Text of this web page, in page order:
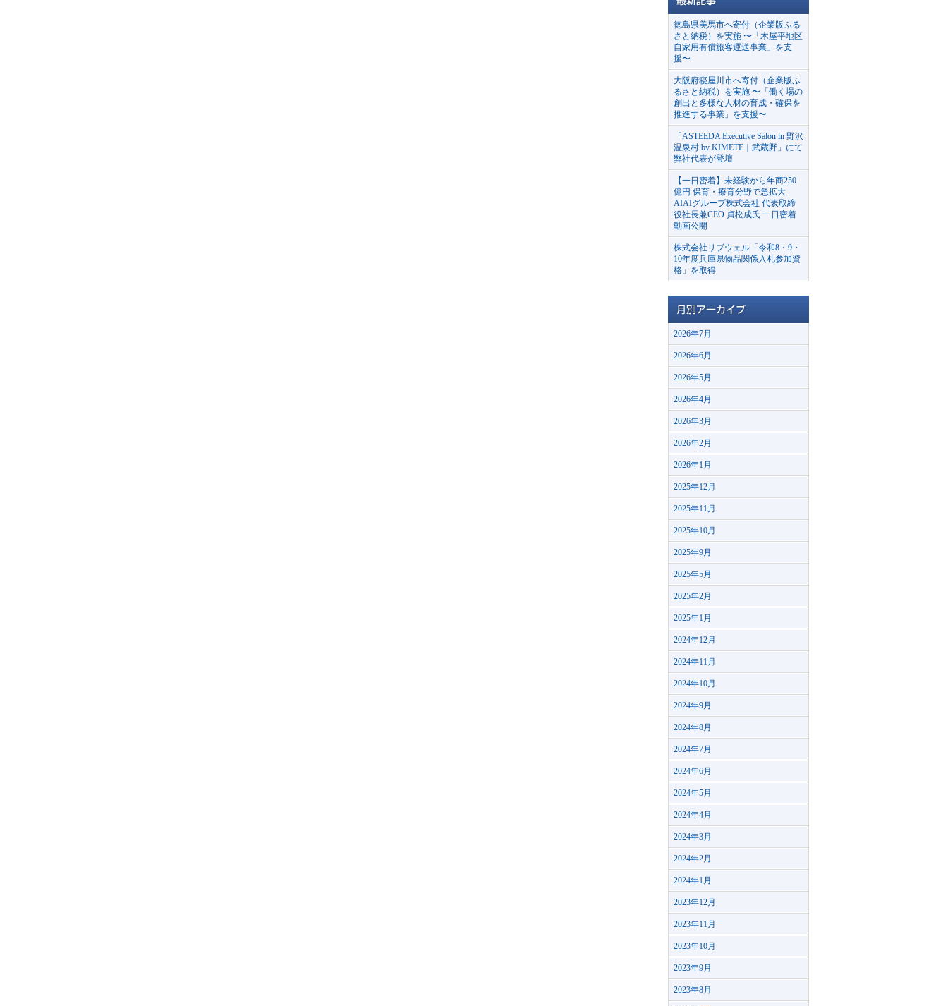
徳島県美馬市へ寄付（企業版ふる
さと納税）を実施 〜「木屋平地区
自家用有償旅客運送事業」を支
援〜
大阪府寝屋川市へ寄付（企業版ふ
るさと納税）を実施 〜「働く場の
創出と多様な人材の育成・確保を
推進する事業」を支援〜
「ASTEEDA Executive Salon in 野沢
温泉村 by KIMETE｜武蔵野」にて
弊社代表が登壇
【一日密着】未経験から年商250
億円 保育・療育分野で急拡大
AIAIグループ株式会社 代表取締
役社長兼CEO 貞松成氏 一日密着
動画公開
株式会社リブウェル「令和8・9・
10年度兵庫県物品関係入札参加資
格」を取得
2026年7月
2026年6月
2026年5月
2026年4月
2026年3月
2026年2月
2026年1月
2025年12月
2025年11月
2025年10月
2025年9月
2025年5月
2025年2月
2025年1月
2024年12月
2024年11月
2024年10月
2024年9月
2024年8月
2024年7月
2024年6月
2024年5月
2024年4月
2024年3月
2024年2月
2024年1月
2023年12月
2023年11月
2023年10月
2023年9月
2023年8月